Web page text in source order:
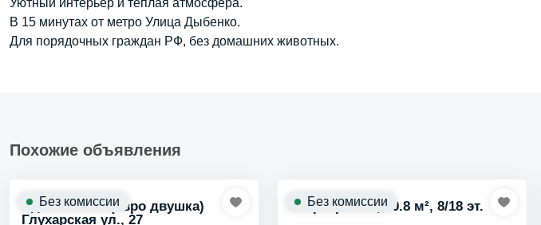
Уютный интерьер и теплая атмосфера.
В 15 минутах от метро Улица Дыбенко.
Для порядочных граждан РФ, без домашних животных.
Похожие объявления
Сдаем 1 к кв (евро двушка)
Глухарская ул., 27
Без комиссии Квартира 1 к., 40.8 м², 8/18 эт.
Без комиссии